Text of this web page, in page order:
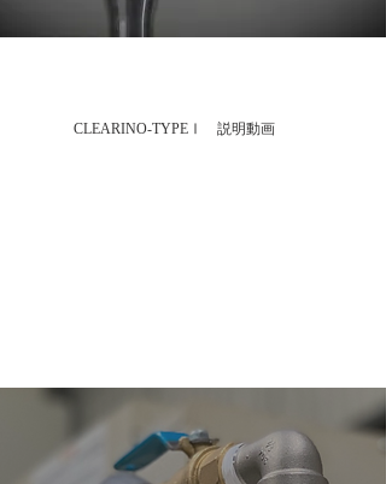
​CLEARINO-TYPEⅠ 説明動画